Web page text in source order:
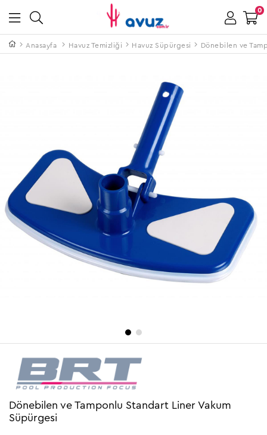
0
Anasayfa Havuz Temizliği Havuz Süpürgesi Dönebilen ve
Dönebilen ve Tamponlu Standart Liner Vakum
Süpürgesi